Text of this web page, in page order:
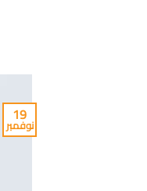
19
نوفمبر